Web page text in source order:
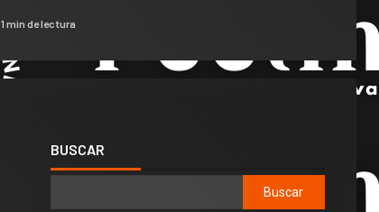
1 min de lectura
BUSCAR
Buscar